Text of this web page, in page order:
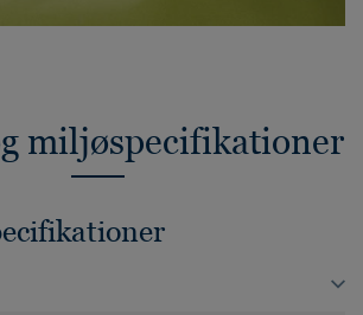
miljøspecifikationer